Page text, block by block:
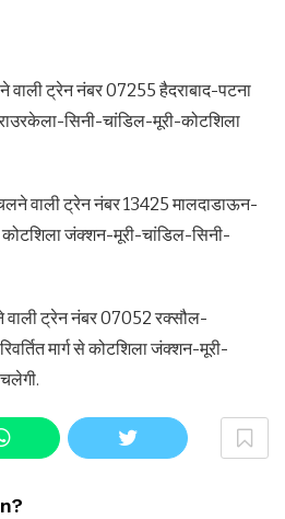
ट्रेन नंबर 07255 हैदराबाद-पटना
राउरकेला-सिनी-चांडिल-मूरी-कोटशिला
वाली ट्रेन नंबर 13425 मालदाडाऊन-
कोटशिला जंक्शन-मूरी-चांडिल-सिनी-
ट्रेन नंबर 07052 रक्सौल-
मार्ग से कोटशिला जंक्शन-मूरी-